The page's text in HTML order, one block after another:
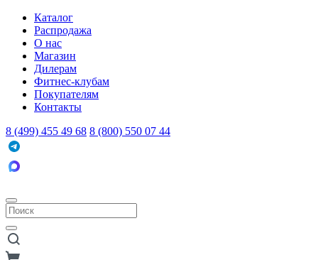
Каталог
Распродажа
О нас
Магазин
Дилерам
Фитнес-клубам
Покупателям
Контакты
8 (499) 455 49 68 8 (800) 550 07 44